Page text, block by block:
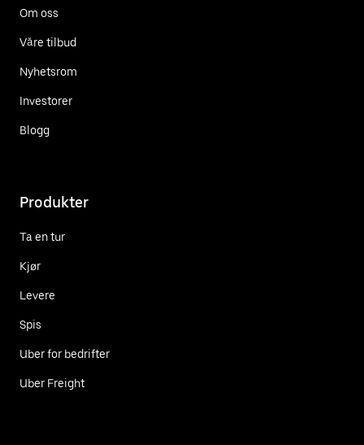
Om oss
Våre tilbud
Nyhetsrom
Investorer
Blogg
Produkter
Ta en tur
Kjør
Levere
Spis
Uber for bedrifter
Uber Freight